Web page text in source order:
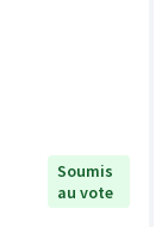
Soumis
au vote